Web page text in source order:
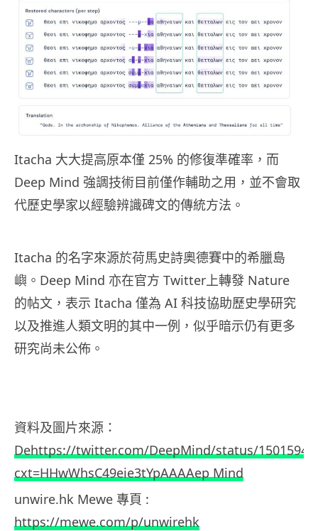
Itacha 大大提高原本僅 25% 的修復準確率，而
Deep Mind 強調技術目前僅作輔助之用，並不會取
代歷史學家以經驗辨識碑文的傳統方法。
Itacha 的名字來源於荷馬史詩奧德賽中的希臘島
嶼。Deep Mind 亦在官方 Twitter上轉發 Nature
的帖文，表示 Itacha 僅為 AI 科技協助歷史學研究
以及推進人類文明的其中一例，似乎暗示仍有更多
研究尚未公佈。
資料及圖片來源：
Dehttps://twitter.com/DeepMind/status/
cxt=HHwWhsC49eie3tYpAAAAep Mind
unwire.hk Mewe 專頁 :
https://mewe.com/p/unwirehk